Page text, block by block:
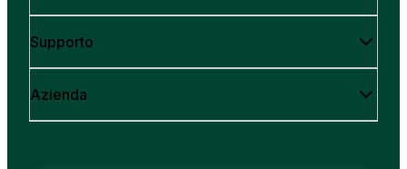
Supporto
Azienda